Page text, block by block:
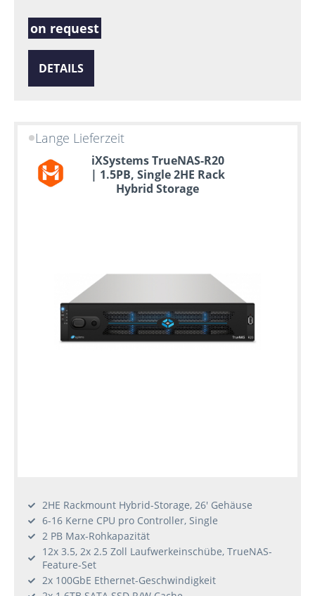
on request
DETAILS
Lange Lieferzeit
iXSystems TrueNAS-R20
| 1.5PB, Single 2HE Rack
Hybrid Storage
2HE Rackmount Hybrid-Storage, 26' Gehäuse
6-16 Kerne CPU pro Controller, Single
2 PB Max-Rohkapazität
12x 3.5, 2x 2.5 Zoll Laufwerkeinschübe, TrueNAS-
Feature-Set
2x 100GbE Ethernet-Geschwindigkeit